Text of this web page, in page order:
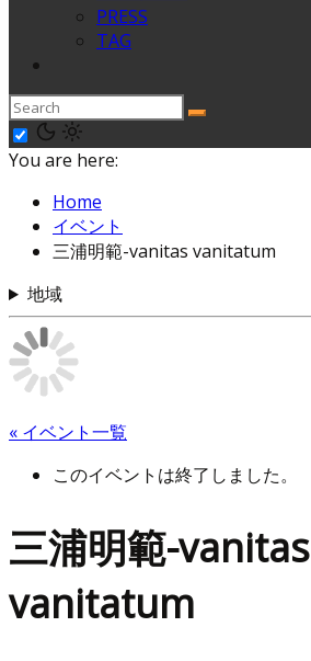
PRESS
TAG
You are here:
Home
イベント
三浦明範-vanitas vanitatum
地域
« イベント一覧
このイベントは終了しました。
三浦明範-vanitas
vanitatum